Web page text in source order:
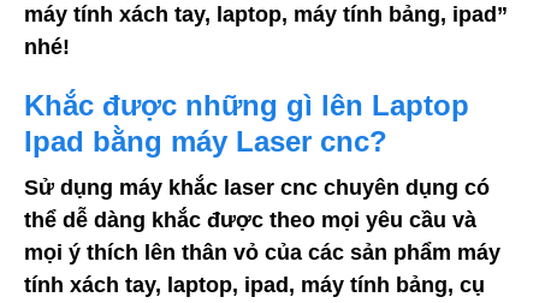
máy tính xách tay, laptop, máy tính bảng, ipad”
nhé!
Khắc được những gì lên Laptop
Ipad bằng máy Laser cnc?
Sử dụng máy khắc laser cnc chuyên dụng có
thể dễ dàng khắc được theo mọi yêu cầu và
mọi ý thích lên thân vỏ của các sản phẩm máy
tính xách tay, laptop, ipad, máy tính bảng, cụ